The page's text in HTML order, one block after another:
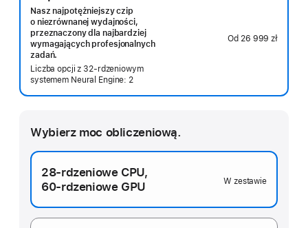
Nasz najpotężniejszy czip
o niezrównanej wydajności,
przeznaczony dla najbardziej
wymagających profesjonalnych
zadań.
Liczba opcji z 32‑rdzeniowym
systemem Neural Engine: 2
Od 26 999 zł
Wybierz moc obliczeniową.
28-rdzeniowe CPU,
60‑rdzeniowe GPU
W zestawie